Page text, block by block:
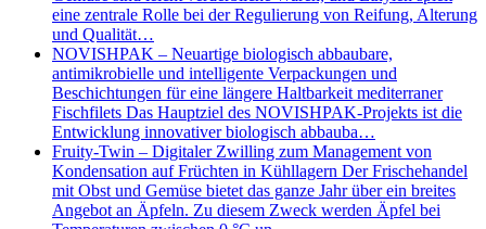
eine zentrale Rolle bei der Regulierung von Reifung, Alterung
und Qualität…
NOVISHPAK – Neuartige biologisch abbaubare,
antimikrobielle und intelligente Verpackungen und
Beschichtungen für eine längere Haltbarkeit mediterraner
Fischfilets Das Hauptziel des NOVISHPAK-Projekts ist die
Entwicklung innovativer biologisch abbauba…
Fruity-Twin – Digitaler Zwilling zum Management von
Kondensation auf Früchten in Kühllagern Der Frischehandel
mit Obst und Gemüse bietet das ganze Jahr über ein breites
Angebot an Äpfeln. Zu diesem Zweck werden Äpfel bei